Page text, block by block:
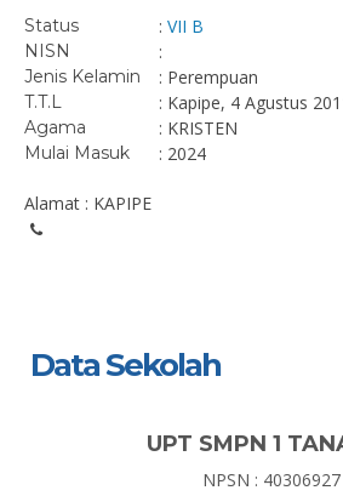
Status : VII B
NISN :
Jenis Kelamin : Perempuan
T.T.L : Kapipe, 4 Agustus
Agama : KRISTEN
Mulai Masuk : 2024
Alamat : KAPIPE
Data Sekolah
UPT SMPN 1
NPSN : 40306927